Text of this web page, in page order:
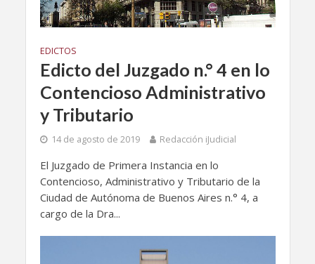
EDICTOS
Edicto del Juzgado n.° 4 en lo
Contencioso Administrativo
y Tributario
14 de agosto de 2019 Redacción iJudicial
El Juzgado de Primera Instancia en lo
Contencioso, Administrativo y Tributario de la
Ciudad de Autónoma de Buenos Aires n.° 4, a
cargo de la Dra...